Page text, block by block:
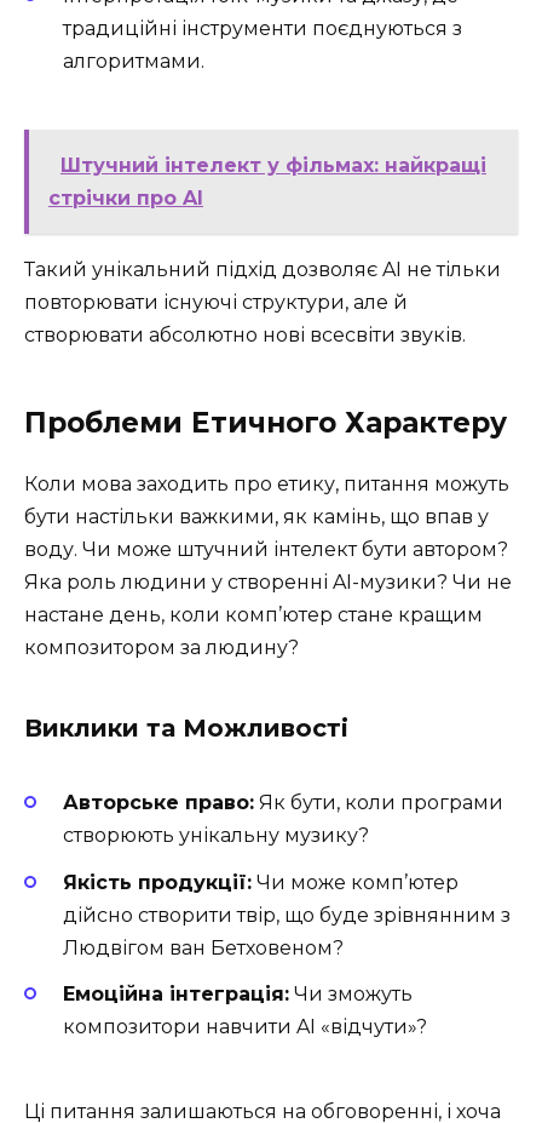
традиційні інструменти поєднуються з
алгоритмами.
Штучний інтелект у фільмах: найкращі
стрічки про AI
Такий унікальний підхід дозволяє AI не тільки
повторювати існуючі структури, але й
створювати абсолютно нові всесвіти звуків.
Проблеми Етичного Характеру
Коли мова заходить про етику, питання можуть
бути настільки важкими, як камінь, що впав у
воду. Чи може штучний інтелект бути автором?
Яка роль людини у створенні AI-музики? Чи не
настане день, коли комп’ютер стане кращим
композитором за людину?
Виклики та Можливості
Авторське право: Як бути, коли програми
створюють унікальну музику?
Якість продукції: Чи може комп’ютер
дійсно створити твір, що буде зрівнянним з
Людвігом ван Бетховеном?
Емоційна інтеграція: Чи зможуть
композитори навчити AI «відчути»?
Ці питання залишаються на обговоренні, і хоча